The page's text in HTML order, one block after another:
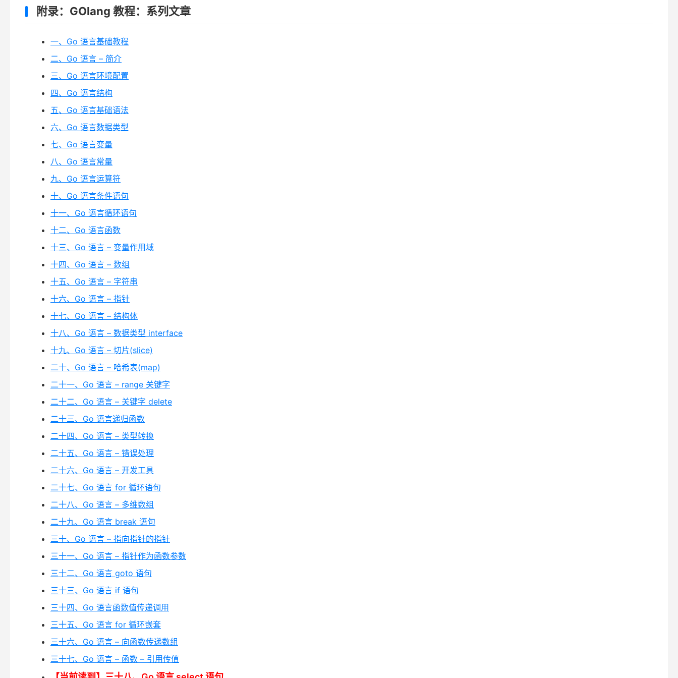
附录：GOlang 教程：系列文章
一、Go 语言基础教程
二、Go 语言 – 简介
三、Go 语言环境配置
四、Go 语言结构
五、Go 语言基础语法
六、Go 语言数据类型
七、Go 语言变量
八、Go 语言常量
九、Go 语言运算符
十、Go 语言条件语句
十一、Go 语言循环语句
十二、Go 语言函数
十三、Go 语言 – 变量作用域
十四、Go 语言 – 数组
十五、Go 语言 – 字符串
十六、Go 语言 – 指针
十七、Go 语言 – 结构体
十八、Go 语言 – 数据类型 interface
十九、Go 语言 – 切片(slice)
二十、Go 语言 – 哈希表(map)
二十一、Go 语言 – range 关键字
二十二、Go 语言 – 关键字 delete
二十三、Go 语言递归函数
二十四、Go 语言 – 类型转换
二十五、Go 语言 – 错误处理
二十六、Go 语言 – 开发工具
二十七、Go 语言 for 循环语句
二十八、Go 语言 – 多维数组
二十九、Go 语言 break 语句
三十、Go 语言 – 指向指针的指针
三十一、Go 语言 – 指针作为函数参数
三十二、Go 语言 goto 语句
三十三、Go 语言 if 语句
三十四、Go 语言函数值传递调用
三十五、Go 语言 for 循环嵌套
三十六、Go 语言 – 向函数传递数组
三十七、Go 语言 – 函数 – 引用传值